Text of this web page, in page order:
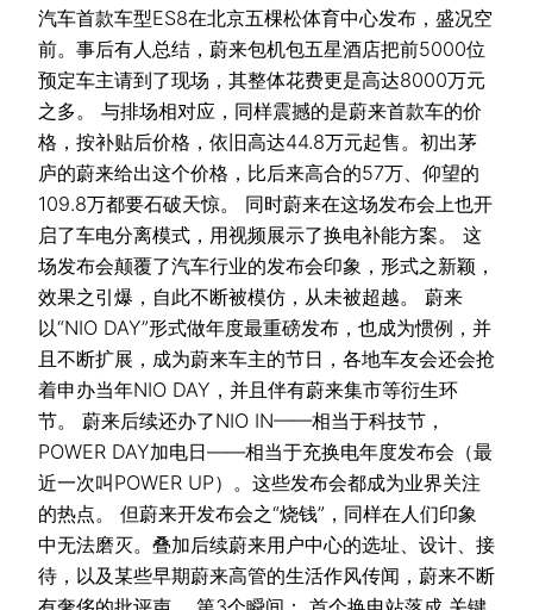
汽车首款车型ES8在北京五棵松体育中心发布，盛况空
前。事后有人总结，蔚来包机包五星酒店把前5000位
预定车主请到了现场，其整体花费更是高达8000万元
之多。 与排场相对应，同样震撼的是蔚来首款车的价
格，按补贴后价格，依旧高达44.8万元起售。初出茅
庐的蔚来给出这个价格，比后来高合的57万、仰望的
109.8万都要石破天惊。 同时蔚来在这场发布会上也开
启了车电分离模式，用视频展示了换电补能方案。 这
场发布会颠覆了汽车行业的发布会印象，形式之新颖，
效果之引爆，自此不断被模仿，从未被超越。 蔚来
以“NIO DAY”形式做年度最重磅发布，也成为惯例，并
且不断扩展，成为蔚来车主的节日，各地车友会还会抢
着申办当年NIO DAY，并且伴有蔚来集市等衍生环
节。 蔚来后续还办了NIO IN——相当于科技节，
POWER DAY加电日——相当于充换电年度发布会（最
近一次叫POWER UP）。这些发布会都成为业界关注
的热点。 但蔚来开发布会之“烧钱”，同样在人们印象
中无法磨灭。叠加后续蔚来用户中心的选址、设计、接
待，以及某些早期蔚来高管的生活作风传闻，蔚来不断